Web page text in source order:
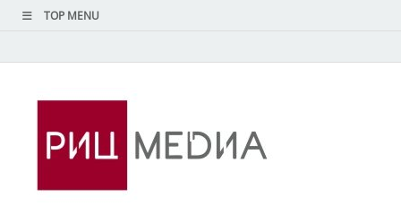
TOP MENU